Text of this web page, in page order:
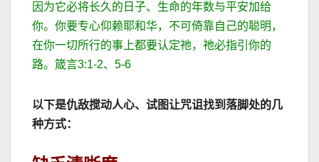
因为它必将长久的日子、生命的年数与平安加给
你。你要专心仰赖耶和华，不可倚靠自己的聪明，
在你一切所行的事上都要认定祂，祂必指引你的
路。箴言3:1-2、 5-6
以下是仇敌搅动人心、试图让咒诅找到落脚处的几
种方式：